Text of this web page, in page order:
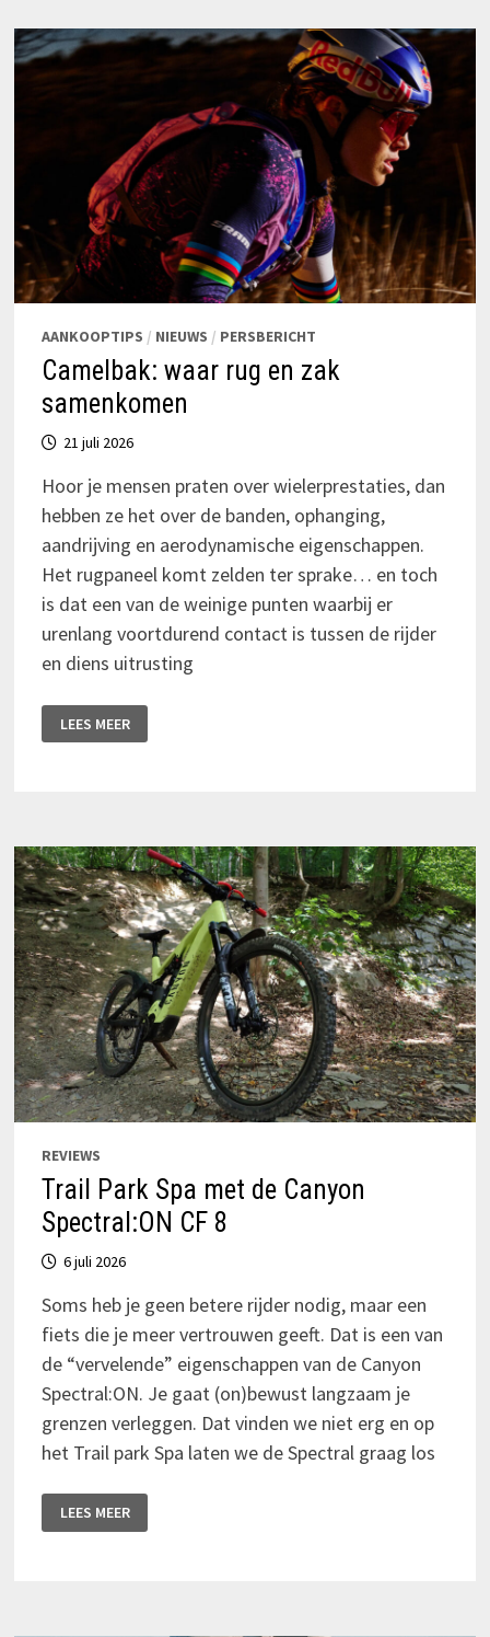
AANKOOPTIPS / NIEUWS / PERSBERICHT
Camelbak: waar rug en zak
samenkomen
21 juli 2026
Hoor je mensen praten over wielerprestaties, dan
hebben ze het over de banden, ophanging,
aandrijving en aerodynamische eigenschappen.
Het rugpaneel komt zelden ter sprake… en toch
is dat een van de weinige punten waarbij er
urenlang voortdurend contact is tussen de rijder
en diens uitrusting
WAAR
RUG
LEES MEER
REVIEWS
Trail Park Spa met de Canyon
Spectral:ON CF 8
6 juli 2026
Soms heb je geen betere rijder nodig, maar een
fiets die je meer vertrouwen geeft. Dat is een van
de “vervelende” eigenschappen van de Canyon
Spectral:ON. Je gaat (on)bewust langzaam je
grenzen verleggen. Dat vinden we niet erg en op
het Trail park Spa laten we de Spectral graag los
TRAIL
PARK
SPA
LEES MEER